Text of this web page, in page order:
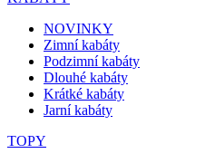
NOVINKY
Zimní kabáty
Podzimní kabáty
Dlouhé kabáty
Krátké kabáty
Jarní kabáty
TOPY